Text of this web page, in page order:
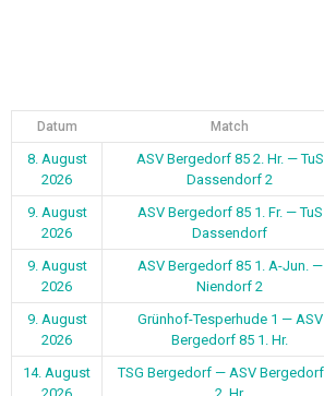
Datum Match
8. August
2026
ASV Bergedorf 85 2. Hr. — TuS
Dassendorf 2
9. August
2026
ASV Bergedorf 85 1. Fr. — TuS
Dassendorf
9. August
2026
ASV Bergedorf 85 1. A-Jun. —
Niendorf 2
9. August
2026
Grünhof-Tesperhude 1 — ASV
Bergedorf 85 1. Hr.
14. August
TSG Bergedorf — ASV